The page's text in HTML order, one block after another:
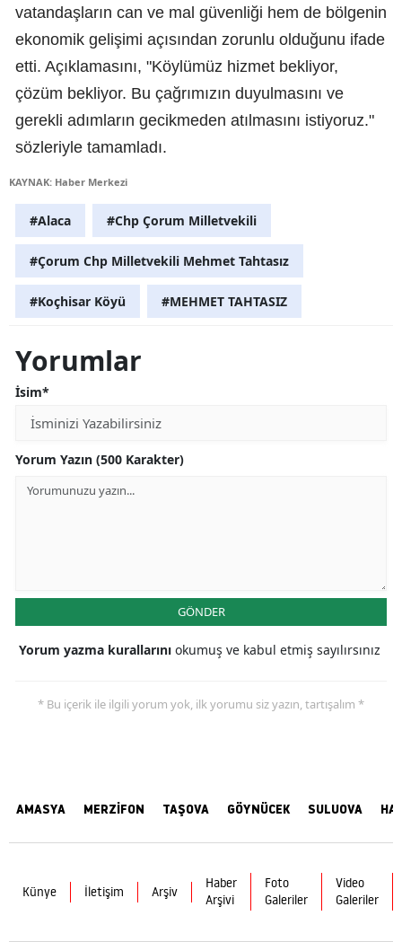
vatandaşların can ve mal güvenliği hem de bölgenin
ekonomik gelişimi açısından zorunlu olduğunu ifade
etti. Açıklamasını, "Köylümüz hizmet bekliyor,
çözüm bekliyor. Bu çağrımızın duyulmasını ve
gerekli adımların gecikmeden atılmasını istiyoruz."
sözleriyle tamamladı.
KAYNAK: Haber Merkezi
#Alaca #Chp Çorum Milletvekili
#Çorum Chp Milletvekili Mehmet Tahtasız
#Koçhisar Köyü #MEHMET TAHTASIZ
Yorumlar
İsim*
Yorum Yazın (500 Karakter)
GÖNDER
Yorum yazma kurallarını okumuş ve kabul etmiş sayılırsınız
* Bu içerik ile ilgili yorum yok, ilk yorumu siz yazın, tartışalım *
AMASYA MERZİFON TAŞOVA GÖYNÜCEK SULUOVA
Künye İletişim Arşiv
Haber
Arşivi
Foto
Galeriler
Video
Galeriler